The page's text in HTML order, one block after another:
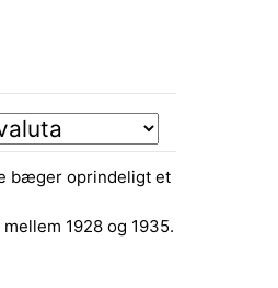
bæger oprindeligt et
1928 og 1935.